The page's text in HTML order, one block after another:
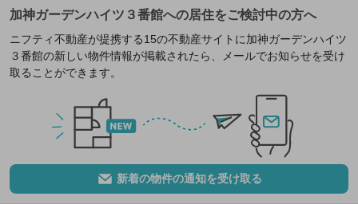
加神ガーデンハイツ３番館への居住をご検討中の方へ
ニフティ不動産が提携する15の不動産サイトに加神ガーデンハイツ
３番館の新しい物件情報が掲載されたら、メールでお知らせを受け
取ることができます。
新着の物件の通知を受け取る